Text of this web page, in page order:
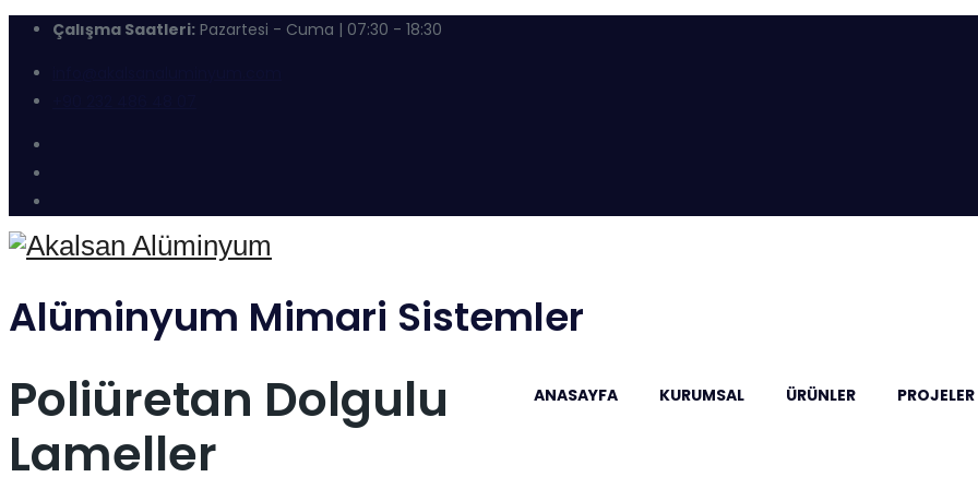
Çalışma Saatleri: Pazartesi - Cuma | 07:30 - 18:30
Alüminyum Mimari Sistemler
ANASAYFA KURUMSAL ÜRÜNLER PROJELER
Poliüretan Dolgulu
Lameller